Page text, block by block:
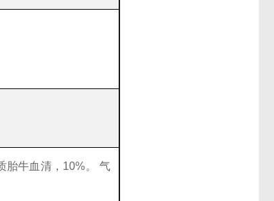
胎牛血清，10%。 气